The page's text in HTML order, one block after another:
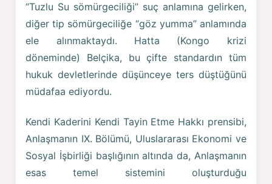
“Tuzlu Su sömürgeciliği” suç anlamına gelirken,
diğer tip sömürgeciliğe “göz yumma” anlamında
ele alınmaktaydı. Hatta (Kongo krizi
döneminde) Belçika, bu çifte standardın tüm
hukuk devletlerinde düşünceye ters düştüğünü
müdafaa ediyordu.
Kendi Kaderini Kendi Tayin Etme Hakkı prensibi,
Anlaşmanın IX. Bölümü, Uluslararası Ekonomi ve
Sosyal İşbirliği başlığının altında da, Anlaşmanın
esas temel sistemini oluşturduğu